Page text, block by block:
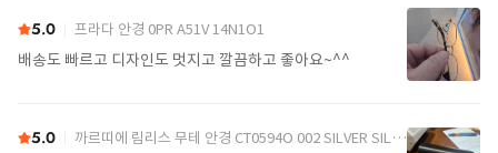
5.0 프라다 안경 0PR A51V 14N1O1
배송도 빠르고 디자인도 멋지고 깔끔하고 좋아요~^^
5.0 까르띠에 림리스 무테 안경 CT0594O 002 SILVER SILVER TRANSPARENT